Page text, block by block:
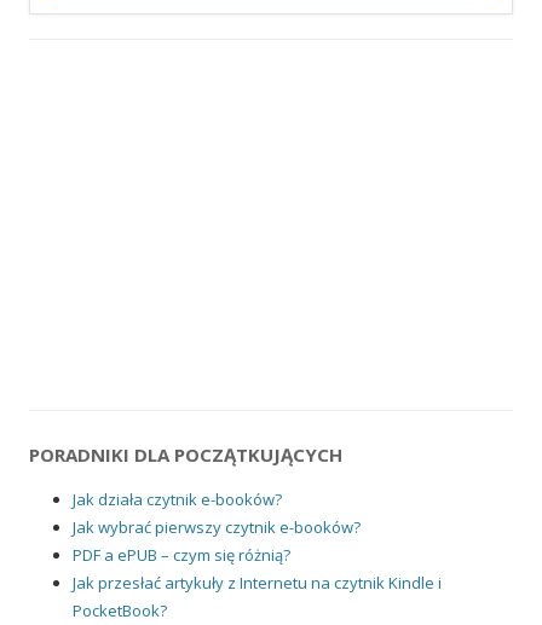
PORADNIKI DLA POCZĄTKUJĄCYCH
Jak działa czytnik e-booków?
Jak wybrać pierwszy czytnik e-booków?
PDF a ePUB – czym się różnią?
Jak przesłać artykuły z Internetu na czytnik Kindle i
PocketBook?